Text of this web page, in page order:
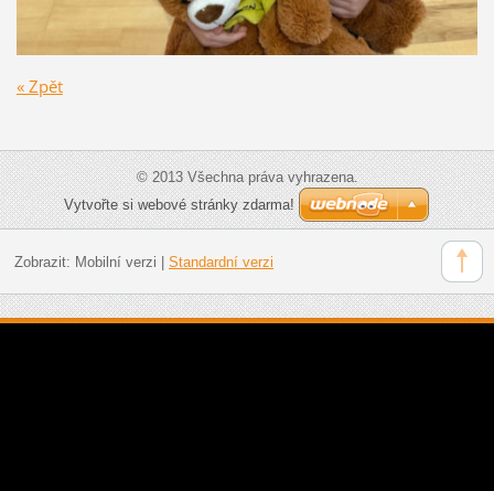
« Zpět
© 2013 Všechna práva vyhrazena.
Vytvořte si webové stránky zdarma!
Zobrazit: Mobilní verzi Standardní verzi